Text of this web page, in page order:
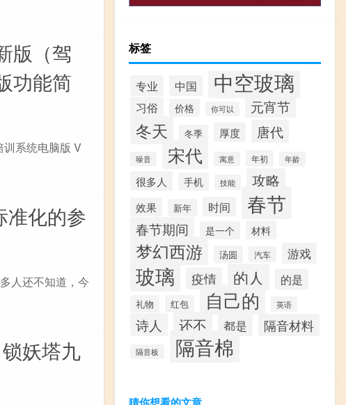
版（驾
功能简
系统电脑版 V
准化的参
人还不知道，今
妖塔九
标签
专业 中国 中空玻璃
习俗 价格 你可以 元宵节
冬天 冬季 厚度 唐代
噪音 宋代 寓意 年初 年龄
很多人 手机 技能 攻略
效果 新年 时间 春节
春节期间 是一个 材料
梦幻西游 汤圆 汽车 游戏
玻璃 疫情 的人 的是
礼物 红包 自己的 英语
诗人 还不 都是 隔音材料
隔音板 隔音棉